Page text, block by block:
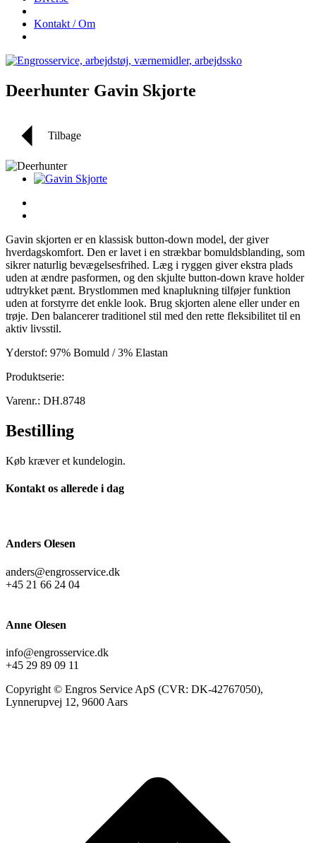
Kontakt / Om
Deerhunter Gavin Skjorte
Tilbage
Gavin skjorten er en klassisk button-down model, der giver
hverdagskomfort. Den er lavet i en strækbar bomuldsblanding, som
sikrer naturlig bevægelsesfrihed. Læg i ryggen giver ekstra plads
uden at ændre pasformen, og den skjulte button-down krave holder
udtrykket pænt. Brystlommen med knaplukning tilføjer funktion
uden at forstyrre det enkle look. Brug skjorten alene eller under en
trøje. Den balancerer traditionel stil med den rette fleksibilitet til en
aktiv livsstil.
Yderstof: 97% Bomuld / 3% Elastan
Produktserie:
Varenr.: DH.8748
Bestilling
Køb kræver et kundelogin.
Kontakt os allerede i dag
Anders Olesen
anders@engrosservice.dk
+45 21 66 24 04
Anne Olesen
info@engrosservice.dk
+45 29 89 09 11
Copyright © Engros Service ApS (CVR: DK-42767050),
Lynnerupvej 12, 9600 Aars